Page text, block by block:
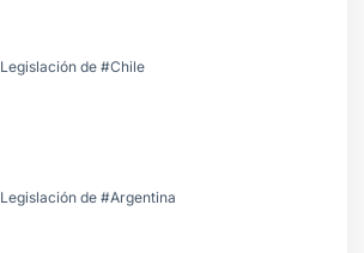
Legislación de #Chile
Legislación de #Argentina